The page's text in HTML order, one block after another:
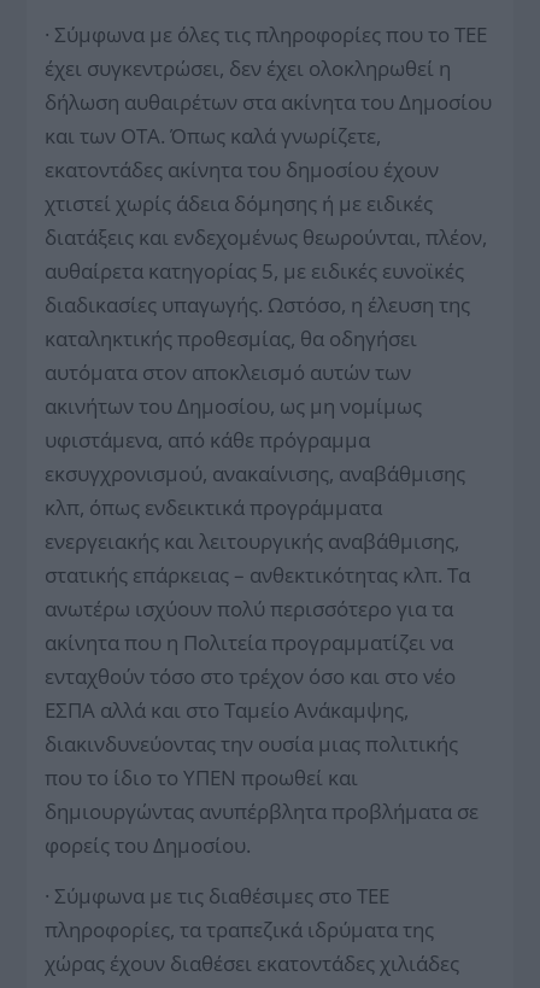
· Σύμφωνα με όλες τις πληροφορίες που το ΤΕΕ
έχει συγκεντρώσει, δεν έχει ολοκληρωθεί η
δήλωση αυθαιρέτων στα ακίνητα του Δημοσίου
και των ΟΤΑ. Όπως καλά γνωρίζετε,
εκατοντάδες ακίνητα του δημοσίου έχουν
χτιστεί χωρίς άδεια δόμησης ή με ειδικές
διατάξεις και ενδεχομένως θεωρούνται, πλέον,
αυθαίρετα κατηγορίας 5, με ειδικές ευνοϊκές
διαδικασίες υπαγωγής. Ωστόσο, η έλευση της
καταληκτικής προθεσμίας, θα οδηγήσει
αυτόματα στον αποκλεισμό αυτών των
ακινήτων του Δημοσίου, ως μη νομίμως
υφιστάμενα, από κάθε πρόγραμμα
εκσυγχρονισμού, ανακαίνισης, αναβάθμισης
κλπ, όπως ενδεικτικά προγράμματα
ενεργειακής και λειτουργικής αναβάθμισης,
στατικής επάρκειας – ανθεκτικότητας κλπ. Τα
ανωτέρω ισχύουν πολύ περισσότερο για τα
ακίνητα που η Πολιτεία προγραμματίζει να
ενταχθούν τόσο στο τρέχον όσο και στο νέο
ΕΣΠΑ αλλά και στο Ταμείο Ανάκαμψης,
διακινδυνεύοντας την ουσία μιας πολιτικής
που το ίδιο το ΥΠΕΝ προωθεί και
δημιουργώντας ανυπέρβλητα προβλήματα σε
φορείς του Δημοσίου.
· Σύμφωνα με τις διαθέσιμες στο ΤΕΕ
πληροφορίες, τα τραπεζικά ιδρύματα της
χώρας έχουν διαθέσει εκατοντάδες χιλιάδες